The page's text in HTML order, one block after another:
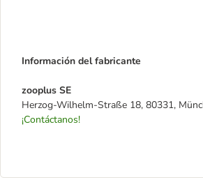
Información del fabricante
zooplus SE
Herzog-Wilhelm-Straße 18, 80331,
¡Contáctanos!